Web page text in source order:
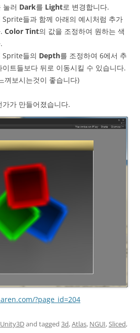
눌러 Dark를 Light로 변경합니다.
들과 함께 아래의 예시처럼 추가
Color Tint의 값을 조정하여 원하는 색
Sprite들의 Depth를 조정하여 6에서 추
트들보다 뒤로 이동시킬 수 있습니다.
껴보시는것이 좋습니다)
가 만들어졌습니다.
?page_id=204
Unity3Dand tagged 3d,Atlas, NGUI,Sliced,